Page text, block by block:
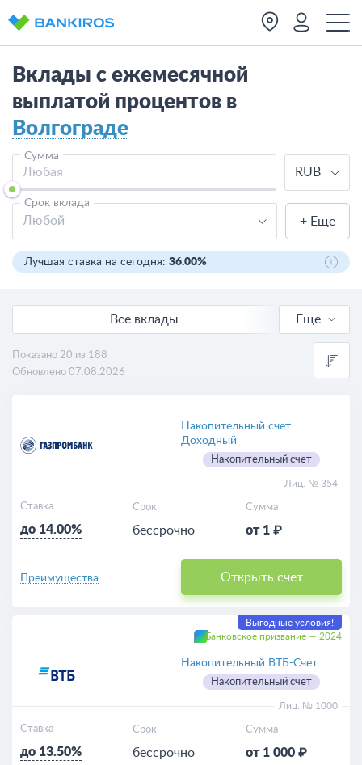
Вклады с ежемесячной
выплатой процентов в
Волгограде
Сумма
RUB
Срок вклада
Любой + Еще
Лучшая ставка на сегодня: 36.00%
Все вклады
Выгодные
Для пенсионеров
Пополняемые
Еще
Показано 20 из 188
Обновлено 07.08.2026
Накопительный счет
Доходный
Накопительный счет
Лиц. № 354
Ставка
до 14.00%
Срок
бессрочно
Сумма
от 1 ₽
Открыть счет
Преимущества
Выгодные условия!
Банковское призвание — 2024
Накопительный ВТБ-Счет
Накопительный счет
Лиц. № 1000
Ставка
до 13.50%
Срок
бессрочно
Сумма
от 1 000 ₽